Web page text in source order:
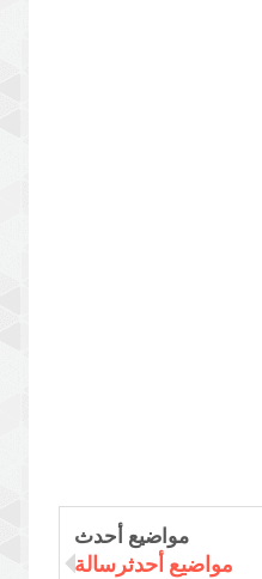
مواضيع أحدث
مواضيع أحدثرسالة